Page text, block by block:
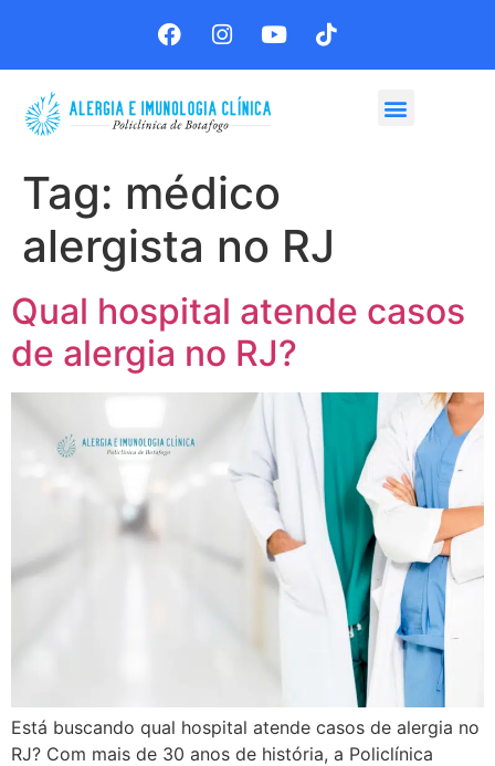
Tag: médico
alergista no RJ
Qual hospital atende casos
de alergia no RJ?
Está buscando qual hospital atende casos de alergia no
RJ? Com mais de 30 anos de história, a Policlínica